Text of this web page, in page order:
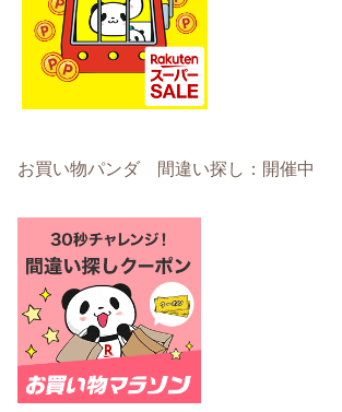
お買い物パンダ 間違い探し：開催中